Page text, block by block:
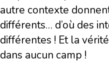
autre contexte
différents… d’où des
différentes ! Et la
dans aucun camp !